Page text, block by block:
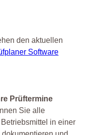
den aktuellen
Software
Prüftermine
Sie alle
in einer